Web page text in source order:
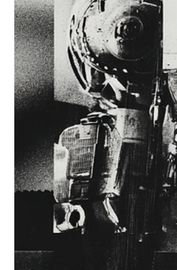
fundamental verkürzen. Operative
Autonomi